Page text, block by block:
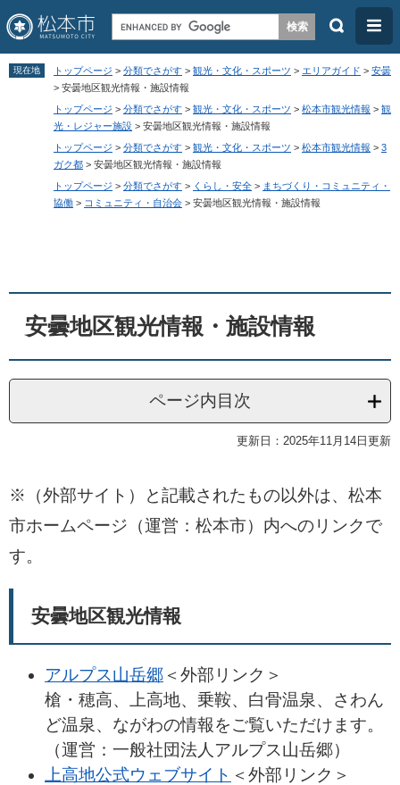
ペ
メ
本
検
メ
ニ
ュ
現在地 トップページ > 分類でさがす > 観光・文化・スポーツ > エリアガイド > 安曇
> 安曇地区観光情報・施設情報
トップページ > 分類でさがす > 観光・文化・スポーツ > 松本市観光情報 > 観
光・レジャー施設 > 安曇地区観光情報・施設情報
トップページ > 分類でさがす > 観光・文化・スポーツ > 松本市観光情報 > 3
ガク都 > 安曇地区観光情報・施設情報
トップページ > 分類でさがす > くらし・安全 > まちづくり・コミュニティ・
協働 > コミュニティ・自治会 > 安曇地区観光情報・施設情報
安曇地区観光情報・施設情報
ページ内目次
更新日：2025年11月14日更新
※（外部サイト）と記載されたもの以外は、松本
市ホームページ（運営：松本市）内へのリンクで
す。
安曇地区観光情報
アルプス山岳郷 ＜外部リンク＞
槍・穂高、上高地、乗鞍、白骨温泉、さわん
ど温泉、ながわの情報をご覧いただけます。
（運営：一般社団法人アルプス山岳郷）
上高地公式ウェブサイト ＜外部リンク＞